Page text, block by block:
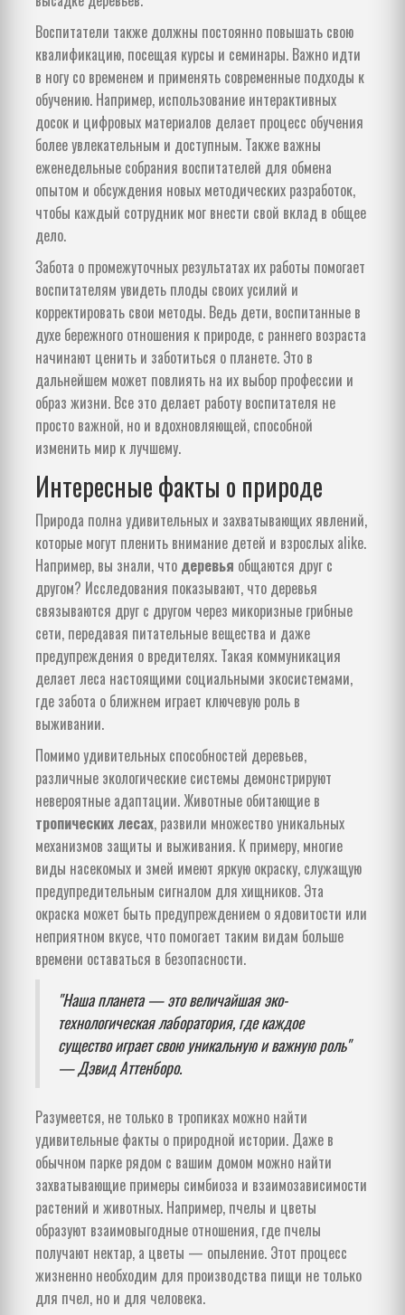
Воспитатели также должны постоянно повышать свою
квалификацию, посещая курсы и семинары. Важно идти
в ногу со временем и применять современные подходы к
обучению. Например, использование интерактивных
досок и цифровых материалов делает процесс обучения
более увлекательным и доступным. Также важны
еженедельные собрания воспитателей для обмена
опытом и обсуждения новых методических разработок,
чтобы каждый сотрудник мог внести свой вклад в общее
дело.
Забота о промежуточных результатах их работы помогает
воспитателям увидеть плоды своих усилий и
корректировать свои методы. Ведь дети, воспитанные в
духе бережного отношения к природе, с раннего возраста
начинают ценить и заботиться о планете. Это в
дальнейшем может повлиять на их выбор профессии и
образ жизни. Все это делает работу воспитателя не
просто важной, но и вдохновляющей, способной
изменить мир к лучшему.
Интересные факты о природе
Природа полна удивительных и захватывающих явлений,
которые могут пленить внимание детей и взрослых alike.
Например, вы знали, что деревья общаются друг с
другом? Исследования показывают, что деревья
связываются друг с другом через микоризные грибные
сети, передавая питательные вещества и даже
предупреждения о вредителях. Такая коммуникация
делает леса настоящими социальными экосистемами,
где забота о ближнем играет ключевую роль в
выживании.
Помимо удивительных способностей деревьев,
различные экологические системы демонстрируют
невероятные адаптации. Животные обитающие в
тропических лесах, развили множество уникальных
механизмов защиты и выживания. К примеру, многие
виды насекомых и змей имеют яркую окраску, служащую
предупредительным сигналом для хищников. Эта
окраска может быть предупреждением о ядовитости или
неприятном вкусе, что помогает таким видам больше
времени оставаться в безопасности.
"Наша планета — это величайшая эко-
технологическая лаборатория, где каждое
существо играет свою уникальную и важную роль"
— Дэвид Аттенборо.
Разумеется, не только в тропиках можно найти
удивительные факты о природной истории. Даже в
обычном парке рядом с вашим домом можно найти
захватывающие примеры симбиоза и взаимозависимости
растений и животных. Например, пчелы и цветы
образуют взаимовыгодные отношения, где пчелы
получают нектар, а цветы — опыление. Этот процесс
жизненно необходим для производства пищи не только
для пчел, но и для человека.